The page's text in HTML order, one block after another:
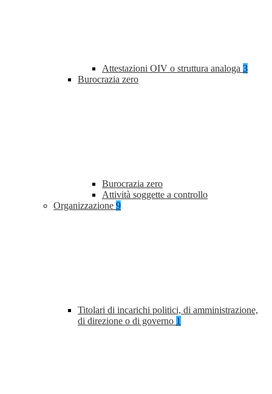
Attestazioni OIV o struttura analoga 3
Burocrazia zero
Burocrazia zero
Attività soggette a controllo
Organizzazione 9
Titolari di incarichi politici, di amministrazione,
di direzione o di governo 1